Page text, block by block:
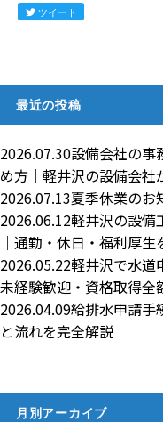
ツイート
最近の投稿
2026.07.30設備会社の事
め方｜軽井沢の設備会社
2026.07.13夏季休業のお
2026.06.12軽井沢の設備
｜通勤・休日・福利厚
2026.05.22軽井沢で水道
未経験歓迎・資格取得全
2026.04.09給排水申請手
と流れを完全解説
月別アーカイブ